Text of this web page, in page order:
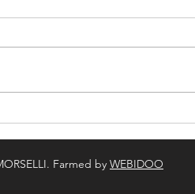
Farmed by WEBIDOO